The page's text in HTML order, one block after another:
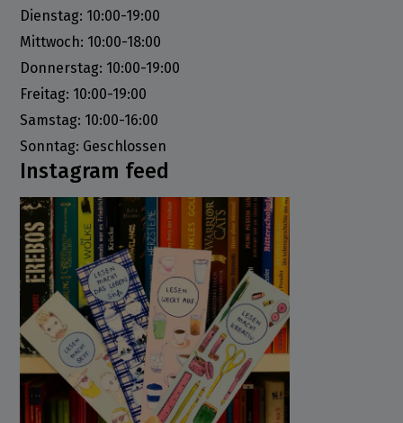
Dienstag: 10:00-19:00
Mittwoch: 10:00-18:00
Donnerstag: 10:00-19:00
Freitag: 10:00-19:00
Samstag: 10:00-16:00
Sonntag: Geschlossen
Instagram feed